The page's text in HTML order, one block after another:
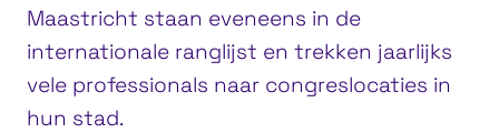
Maastricht staan eveneens in de
internationale ranglijst en trekken jaarlijks
vele professionals naar congreslocaties in
hun stad.